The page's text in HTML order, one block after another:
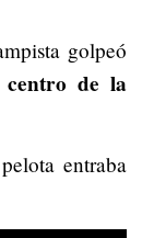
golpeó
centro de la
entraba